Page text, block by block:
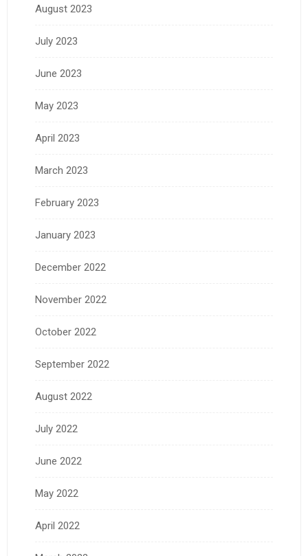
August 2023
July 2023
June 2023
May 2023
April 2023
March 2023
February 2023
January 2023
December 2022
November 2022
October 2022
September 2022
August 2022
July 2022
June 2022
May 2022
April 2022